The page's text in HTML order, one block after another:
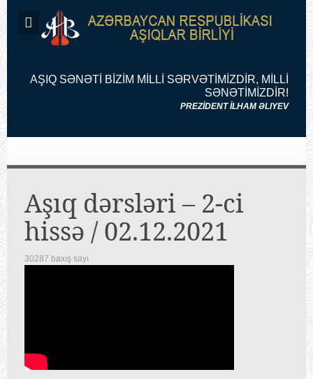
AŞIQ SƏNƏTİ BİZİM MİLLİ SƏRVƏTİMİZDİR, MİLLİ
SƏNƏTİMİZDİR!
PREZİDENT İLHAM ƏLIYEV
Aşıq dərsləri – 2-ci
hissə / 02.12.2021
30287 baxış sayı